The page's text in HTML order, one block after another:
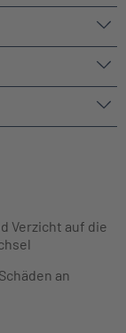
Verzicht auf die
an